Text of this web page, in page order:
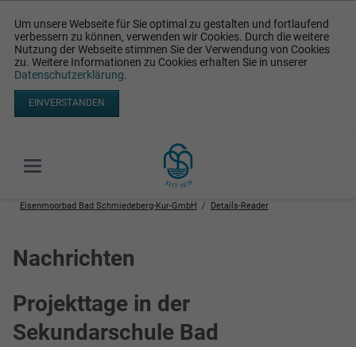
Um unsere Webseite für Sie optimal zu gestalten und fortlaufend
verbessern zu können, verwenden wir Cookies. Durch die weitere
Nutzung der Webseite stimmen Sie der Verwendung von Cookies
zu. Weitere Informationen zu Cookies erhalten Sie in unserer
Datenschutzerklärung.
EINVERSTANDEN
Eisenmoorbad Bad Schmiedeberg-Kur-GmbH Details-Reader
Nachrichten
Projekttage in der
Sekundarschule Bad